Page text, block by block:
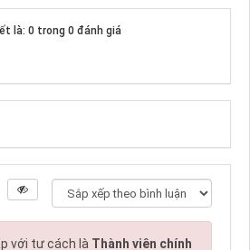
là: 0 trong 0 đánh giá
với tư cách là Thành viên chính